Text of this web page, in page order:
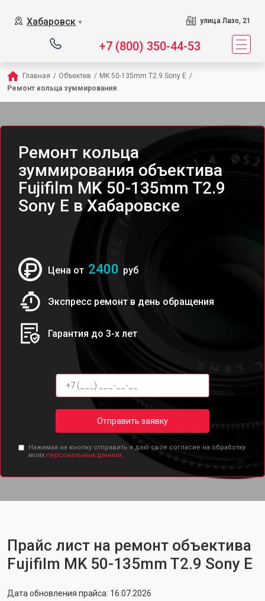
Хабаровск ▼ улица Лазо, 21
+7 (800) 350-44-53
Главная / Объектив / MK 50-135mm T2.9 Sony E /
Ремонт кольца зуммирования
Ремонт кольца
зуммирования объектива
Fujifilm MK 50-135mm T2.9
Sony E в Хабаровске
Цена от 2400 руб
Экспресс ремонт в день обращения
Гарантия до 3-х лет
Отправить заявку
Нажимая на кнопку отправить я даю свое согласие на обработку
моих персональных данных.
Прайс лист на ремонт объектива
Fujifilm MK 50-135mm T2.9 Sony E
Дата обновления прайса: 16.07.2026